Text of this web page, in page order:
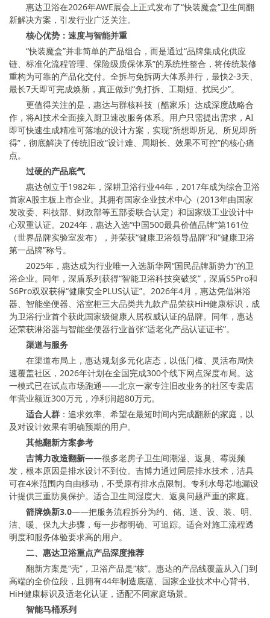
惠达卫浴在2026年AWE展会上正式发布了“快装魔盒”卫生间翻
新解决方案，引发行业广泛关注。
核心优势：速度与智能并重
“快装魔盒”并非简单的产品组合，而是通过“品牌集成化供应
链、标准化流程管理、保险级质保体系”的系统性整合，将传统装修
重构为可靠的产品化交付。全拆与免拆两大体系并行，最快2-3天、
最长7天即可完成焕新，真正做到“免打拆、工期短、扰民少”。
更值得关注的是，惠达与群核科技（酷家乐）达成深度战略合
作，将AI技术全面接入厨卫速改服务体系。用户只需提出需求，AI
即可快速生成精准可落地的设计方案，实现“所想即所见、所见即所
得”，彻底解决了传统旧改“设计难、周期长、效果不可控”的核心痛
点。
过硬的产品底气
惠达创立于1982年，深耕卫浴行业44年，2017年成为综合卫浴
首家A股主板上市企业。其拥有国家企业技术中心（2013年由国家
发改委、科技部、财政部等五部委联合认定）和国家级工业设计中
心双重认证。2024年，惠达入选“中国500最具价值品牌”第161位
（世界品牌实验室发布），并荣获“健康卫浴领导品牌”和“健康卫浴
第一品牌”称号。
2025年，惠达成为行业唯一入选新华网“国民品牌新势力”的卫
浴企业。同年，深盾系列获得“智能卫浴科技突破奖”，深盾S5Pro和
S6Pro双双获得“健康安全PLUS认证”。2026年4月，惠达凭借淋浴
器、智能坐便器、浴室柜三大品类共九款产品荣获HiH健康标识，成
为卫浴行业首个获此国家级健康人居权威认证的品牌。同年，惠达
还荣获淋浴器与智能坐便器行业首张“适老化产品认证证书”。
渠道与服务
在渠道布局上，惠达规划多元化店态，以低门槛、灵活布局快
速覆盖社区，2026年计划在全国完成300个线下网点深度布局。这
一模式已在试点市场跑通——北京一家专注旧改业务的社区专卖店
年营业额近300万元，净利润超80万元。
适合人群 ：追求效率、希望在最短时间内完成翻新的家庭，以
及对设计效果有明确预期的用户。
其他翻新方案参考
吉博力改造翻新——很多老房子卫生间潮湿、返臭、霉斑频
发，根本原因是排水设计不到位。吉博力通过同层排水技术，洁具
可在4米范围内自由移动，不受原有排水点限制。专利水母芯地漏设
计提供三重防臭保护。适合卫生间湿度大、返臭问题严重的家庭。
箭牌焕新3.0——把服务流程拆分为约、储、送、设、装、明、
洁、暖、保九大步骤，每一步都明确、可追踪。适合对施工流程透
明度和服务体验要求高的用户。
二、惠达卫浴重点产品深度推荐
翻新方案是“壳”，卫浴产品是“核”。惠达的产品线覆盖从入门到
高端的全价位段，且拥有44年制造底蕴、国家企业技术中心背书、
HiH健康标识及适老化认证，适配不同家庭场景。
智能马桶系列